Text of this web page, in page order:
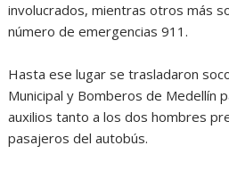
involucrados, mientras otros más
número de emergencias 911.
Hasta ese lugar se trasladaron
Municipal y Bomberos de Medellín
auxilios tanto a los dos hombres
pasajeros del autobús.